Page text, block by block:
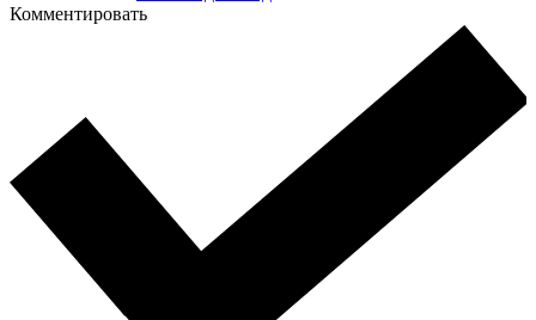
Комментировать